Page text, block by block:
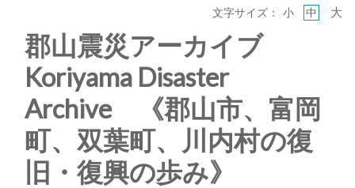
郡山震災アーカイブ
Koriyama Disaster
Archive 《郡山市、富岡
町、双葉町、川内村の復
旧・復興の歩み》
文字サイズ： 小 中 大